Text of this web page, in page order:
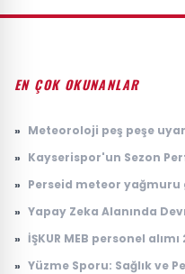
EN ÇOK OKUNANLAR
» Meteoroloji peş peşe
» Kayserispor'un Sezon
» Perseid meteor
» Yapay Zeka Alanında
» İŞKUR MEB personel
» Yüzme Sporu: Sağlık ve